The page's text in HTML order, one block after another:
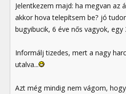
Jelentkezem majd: ha megvan az
akkor hova telepítsem be? jó
bugyibucik, 6 éve nős vagyok, egy
Informálj tizedes, mert a nagy
utalva...
Azt még mindig nem vágom,